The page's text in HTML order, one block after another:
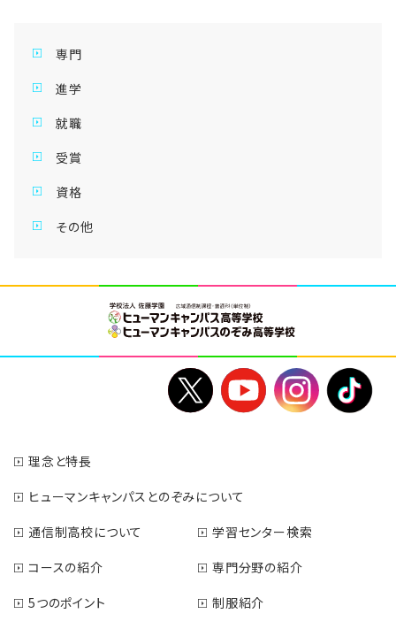
専門
進学
就職
受賞
資格
その他
理念と特長
ヒューマンキャンパスとのぞみについて
通信制高校について
学習センター検索
コースの紹介
専門分野の紹介
5つのポイント
制服紹介